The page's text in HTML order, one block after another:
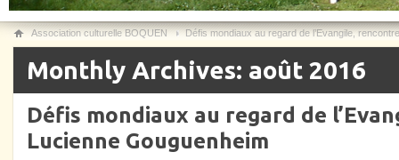
Association culturelle BOQUEN Défis mondiaux au regard de l’Evangile,
Monthly Archives: août 2016
Défis mondiaux au regard de
Lucienne Gouguenheim